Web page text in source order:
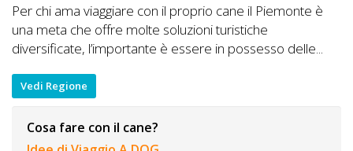
Per chi ama viaggiare con il proprio cane il Piemonte è
una meta che offre molte soluzioni turistiche
diversificate, l’importante è essere in possesso delle...
Vedi Regione
Cosa fare con il cane?